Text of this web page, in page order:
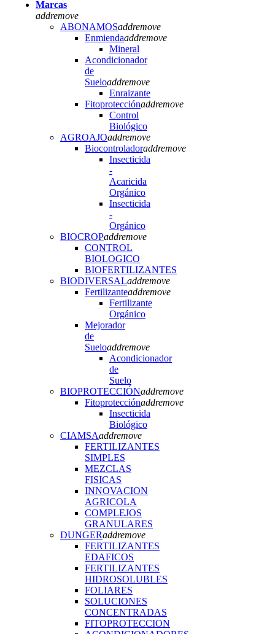
Marcas
addremove
ABONAMOSaddremove
Enmiendaaddremove
Mineral
Acondicionador
de
Sueloaddremove
Enraizante
Fitoprotecciónaddremove
Control
Biológico
AGROAJOaddremove
Biocontroladoraddremove
Insecticida
-
Acaricida
Orgánico
Insecticida
-
Orgánico
BIOCROPaddremove
CONTROL
BIOLOGICO
BIOFERTILIZANTES
BIODIVERSALaddremove
Fertilizanteaddremove
Fertilizante
Orgánico
Mejorador
de
Sueloaddremove
Acondicionador
de
Suelo
BIOPROTECCIÓNaddremove
Fitoprotecciónaddremove
Insecticida
Biológico
CIAMSAaddremove
FERTILIZANTES
SIMPLES
MEZCLAS
FISICAS
INNOVACION
AGRICOLA
COMPLEJOS
GRANULARES
DUNGERaddremove
FERTILIZANTES
EDAFICOS
FERTILIZANTES
HIDROSOLUBLES
FOLIARES
SOLUCIONES
CONCENTRADAS
FITOPROTECCION